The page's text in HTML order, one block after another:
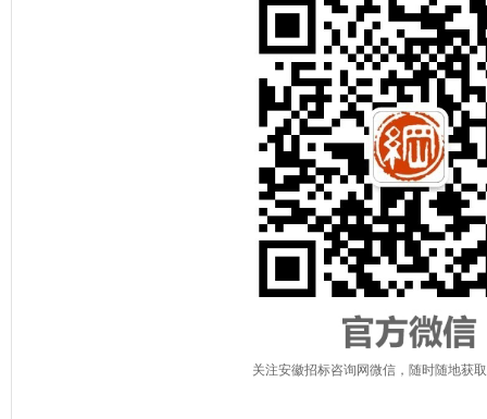
关注安徽招标咨询网微信，随时随地获